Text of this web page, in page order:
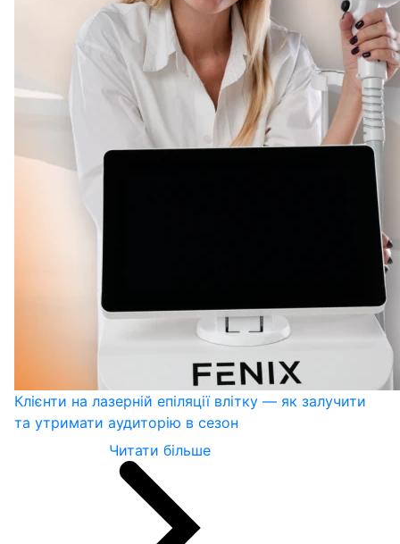
Клієнти на лазерній епіляції влітку — як залучити
та утримати аудиторію в сезон
Читати більше